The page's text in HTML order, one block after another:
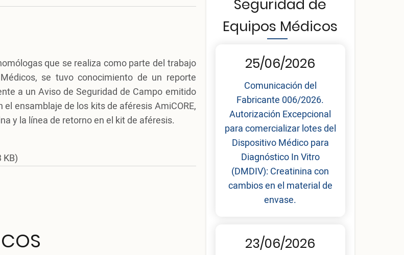
que se realiza como parte del trabajo
se tuvo conocimiento de un reporte
a un Aviso de Seguridad de Campo emitido
ensamblaje de los kits de aféresis AmiCORE,
y la línea de retorno en el kit de aféresis.
KB)
Seguridad de
Equipos Médicos
25/06/2026
Comunicación del
Fabricante 006/2026.
Autorización Excepcional
para comercializar lotes del
Dispositivo Médico para
Diagnóstico In Vitro
(DMDIV): Creatinina con
cambios en el material de
envase.
23/06/2026